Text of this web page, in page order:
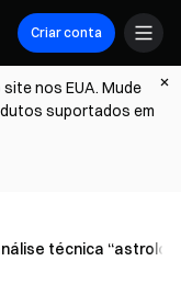
Criar conta
nos EUA. Mude
suportados em
técnica